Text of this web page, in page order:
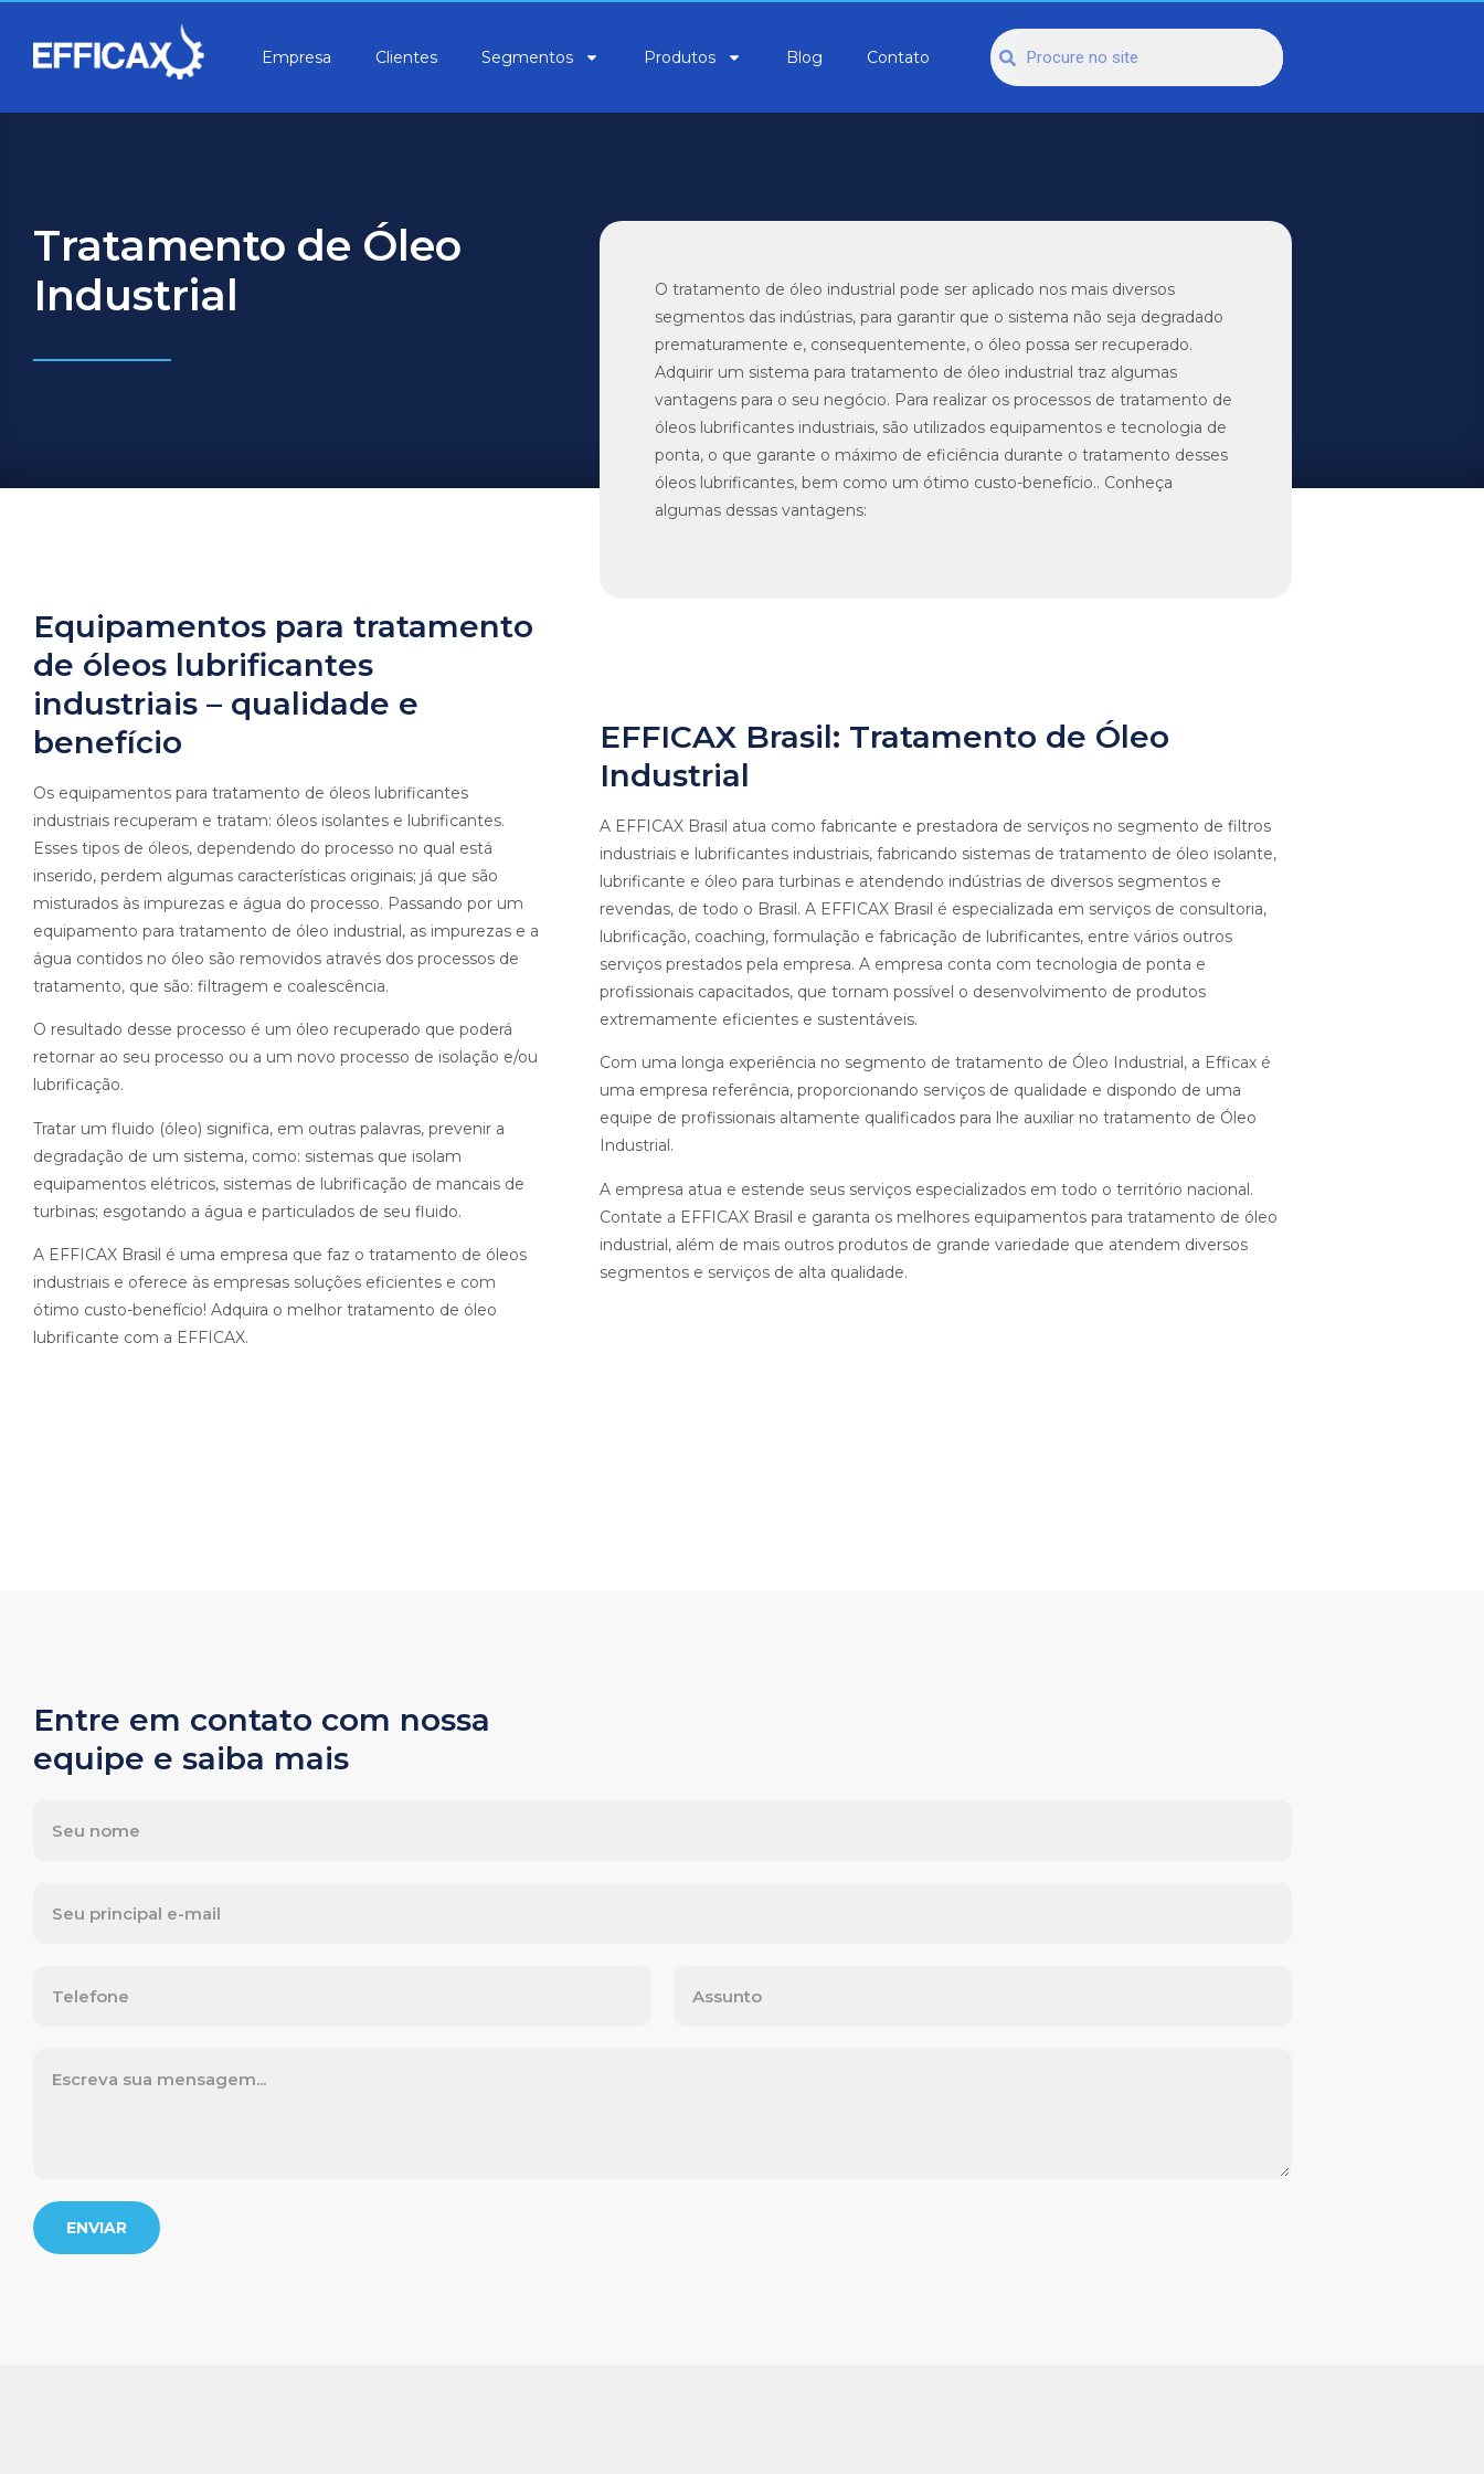
Empresa Clientes Segmentos Produtos Blog Contato
Tratamento de Óleo
Industrial
O tratamento de óleo industrial pode ser aplicado nos mais diversos
segmentos das indústrias, para garantir que o sistema não seja degradado
prematuramente e, consequentemente, o óleo possa ser recuperado.
Adquirir um sistema para tratamento de óleo industrial traz algumas
vantagens para o seu negócio. Para realizar os processos de tratamento de
óleos lubrificantes industriais, são utilizados equipamentos e tecnologia de
ponta, o que garante o máximo de eficiência durante o tratamento desses
óleos lubrificantes, bem como um ótimo custo-benefício.. Conheça
algumas dessas vantagens:
Equipamentos para tratamento
de óleos lubrificantes
industriais – qualidade e
benefício
Os equipamentos para tratamento de óleos lubrificantes
industriais recuperam e tratam: óleos isolantes e lubrificantes.
Esses tipos de óleos, dependendo do processo no qual está
inserido, perdem algumas características originais; já que são
misturados às impurezas e água do processo. Passando por um
equipamento para tratamento de óleo industrial, as impurezas e a
água contidos no óleo são removidos através dos processos de
tratamento, que são: filtragem e coalescência.
O resultado desse processo é um óleo recuperado que poderá
retornar ao seu processo ou a um novo processo de isolação e/ou
lubrificação.
Tratar um fluido (óleo) significa, em outras palavras, prevenir a
degradação de um sistema, como: sistemas que isolam
equipamentos elétricos, sistemas de lubrificação de mancais de
turbinas; esgotando a água e particulados de seu fluido.
A EFFICAX Brasil é uma empresa que faz o tratamento de óleos
industriais e oferece às empresas soluções eficientes e com
ótimo custo-benefício! Adquira o melhor tratamento de óleo
lubrificante com a EFFICAX.
EFFICAX Brasil: Tratamento de Óleo
Industrial
A EFFICAX Brasil atua como fabricante e prestadora de serviços no segmento de filtros
industriais e lubrificantes industriais, fabricando sistemas de tratamento de óleo isolante,
lubrificante e óleo para turbinas e atendendo indústrias de diversos segmentos e
revendas, de todo o Brasil. A EFFICAX Brasil é especializada em serviços de consultoria,
lubrificação, coaching, formulação e fabricação de lubrificantes, entre vários outros
serviços prestados pela empresa. A empresa conta com tecnologia de ponta e
profissionais capacitados, que tornam possível o desenvolvimento de produtos
extremamente eficientes e sustentáveis.
Com uma longa experiência no segmento de tratamento de Óleo Industrial, a Efficax é
uma empresa referência, proporcionando serviços de qualidade e dispondo de uma
equipe de profissionais altamente qualificados para lhe auxiliar no tratamento de Óleo
Industrial.
A empresa atua e estende seus serviços especializados em todo o território nacional.
Contate a EFFICAX Brasil e garanta os melhores equipamentos para tratamento de óleo
industrial, além de mais outros produtos de grande variedade que atendem diversos
segmentos e serviços de alta qualidade.
Entre em contato com nossa
equipe e saiba mais
ENVIAR